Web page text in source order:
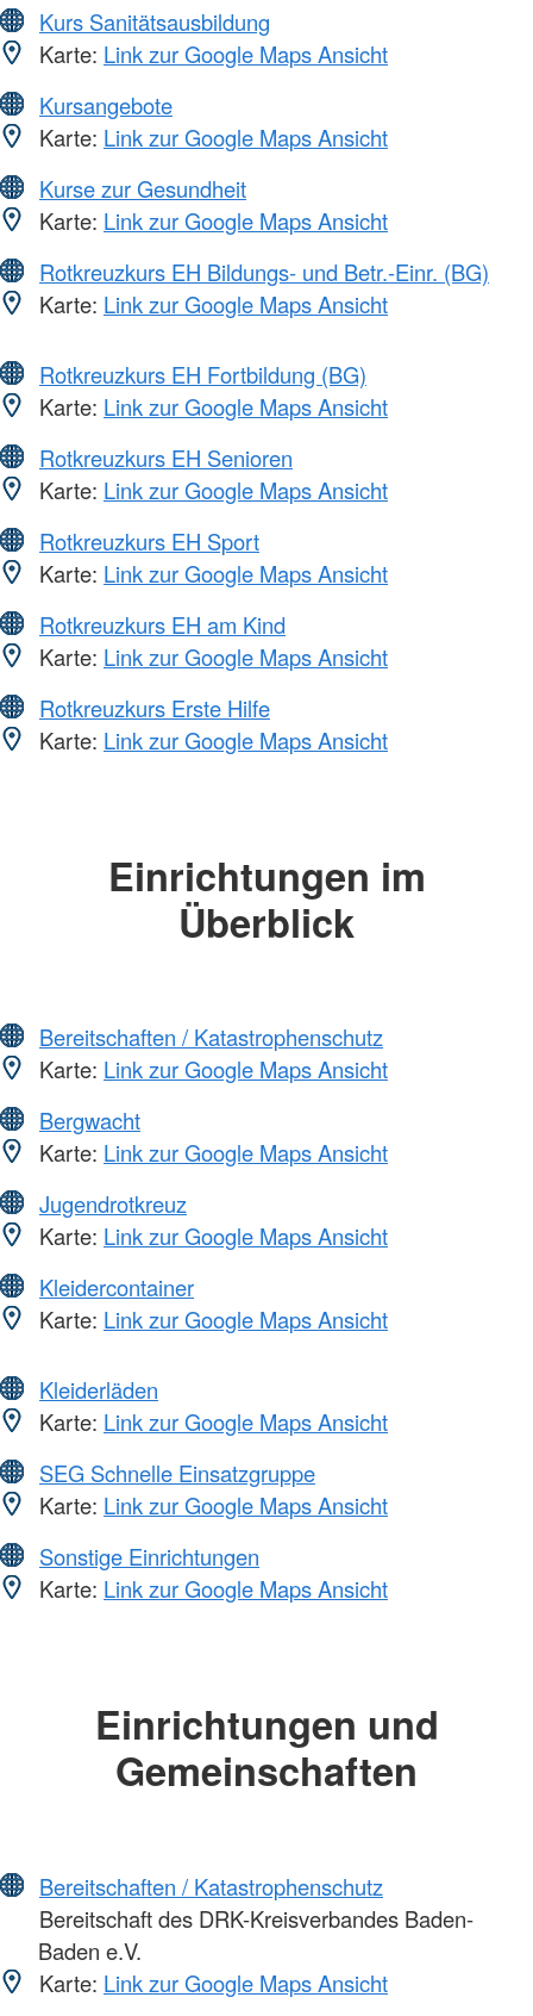
Kurs Sanitätsausbildung
Karte: Link zur Google Maps Ansicht
Kursangebote
Karte: Link zur Google Maps Ansicht
Kurse zur Gesundheit
Karte: Link zur Google Maps Ansicht
Rotkreuzkurs EH Bildungs- und Betr.-Einr. (BG)
Karte: Link zur Google Maps Ansicht
Rotkreuzkurs EH Fortbildung (BG)
Karte: Link zur Google Maps Ansicht
Rotkreuzkurs EH Senioren
Karte: Link zur Google Maps Ansicht
Rotkreuzkurs EH Sport
Karte: Link zur Google Maps Ansicht
Rotkreuzkurs EH am Kind
Karte: Link zur Google Maps Ansicht
Rotkreuzkurs Erste Hilfe
Karte: Link zur Google Maps Ansicht
Einrichtungen im
Überblick
Bereitschaften / Katastrophenschutz
Karte: Link zur Google Maps Ansicht
Bergwacht
Karte: Link zur Google Maps Ansicht
Jugendrotkreuz
Karte: Link zur Google Maps Ansicht
Kleidercontainer
Karte: Link zur Google Maps Ansicht
Kleiderläden
Karte: Link zur Google Maps Ansicht
SEG Schnelle Einsatzgruppe
Karte: Link zur Google Maps Ansicht
Sonstige Einrichtungen
Karte: Link zur Google Maps Ansicht
Einrichtungen und
Gemeinschaften
Bereitschaften / Katastrophenschutz
Bereitschaft des DRK-Kreisverbandes Baden-
Baden e.V.
Karte: Link zur Google Maps Ansicht